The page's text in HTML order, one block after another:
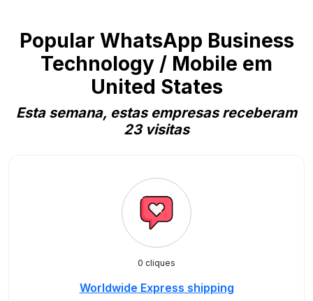
Popular WhatsApp Business
Technology / Mobile em
United States
Esta semana, estas empresas receberam
23 visitas
0 cliques
Worldwide Express shipping